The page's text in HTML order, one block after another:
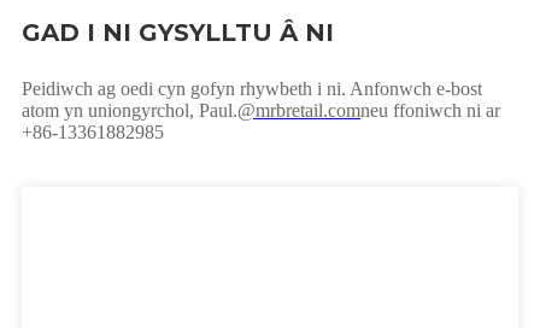
GAD I NI GYSYLLTU Â NI
Peidiwch ag oedi cyn gofyn rhywbeth i ni. Anfonwch e-bost
atom yn uniongyrchol, Paul.@mrbretail.comneu ffoniwch ni ar
+86-13361882985